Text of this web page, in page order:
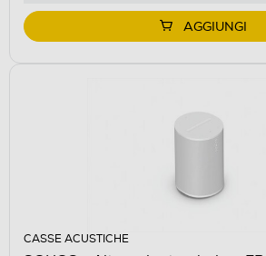
AGGIUNGI
CASSE ACUSTICHE